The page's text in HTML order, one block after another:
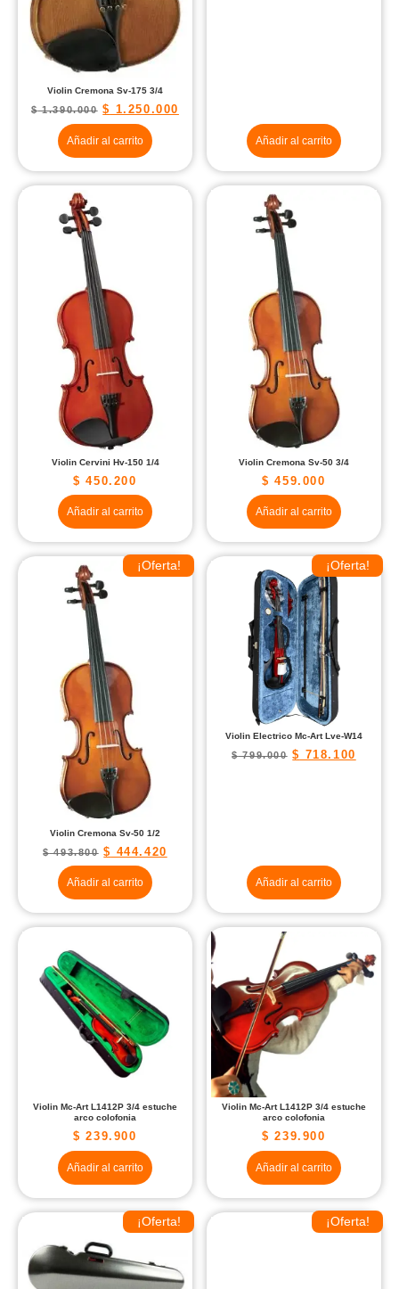
Violin Cremona Sv-175 3/4
$1.390.000 $ 1.250.000
Añadir al carrito Añadir al carrito
Violin Cervini Hv-150 1/4
$ 450.200
Añadir al carrito
Violin Cremona Sv-50 3/4
$ 459.000
Añadir al carrito
¡Oferta!
Violin Cremona Sv-50 1/2
$493.800 $ 444.420
Añadir al carrito
¡Oferta!
Violin Electrico Mc-Art Lve-W14
$799.000 $ 718.100
Añadir al carrito
Violin Mc-Art L1412P 3/4 estuche
arco colofonia
$ 239.900
Añadir al carrito
Violin Mc-Art L1412P 3/4 estuche
arco colofonia
$ 239.900
Añadir al carrito
¡Oferta! ¡Oferta!